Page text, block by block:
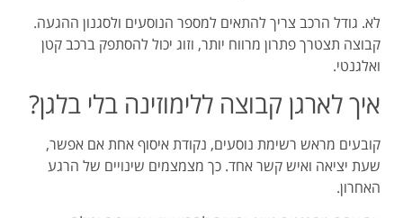
לא. גודל הרכב צריך להתאים למספר הנוסעים ולסגנון ההגעה.
קבוצה תצטרך פתרון מרווח יותר, וזוג יכול להסתפק ברכב קטן
ואלגנטי.
איך לארגן קבוצה ללימוזינה בלי בלגן?
קובעים מראש רשימת נוסעים, נקודת איסוף אחת אם אפשר,
שעת יציאה ואיש קשר אחד. כך מצמצמים שינויים של הרגע
האחרון.